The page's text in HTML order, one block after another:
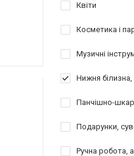
Квіти
Косметика і
Музичні
Нижня
Панчішно-
Подарунки,
Ручна робота,